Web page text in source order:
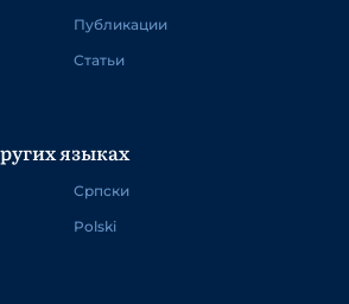
Публикации
Статьи
языках
Српски
Polski